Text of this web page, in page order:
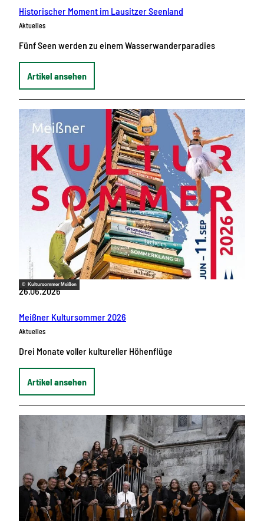
Historischer Moment im Lausitzer Seenland
Aktuelles
Fünf Seen werden zu einem Wasserwanderparadies
Artikel ansehen
© Kultursommer Meißen
26.06.2026
Meißner Kultursommer 2026
Aktuelles
Drei Monate voller kultureller Höhenflüge
Artikel ansehen